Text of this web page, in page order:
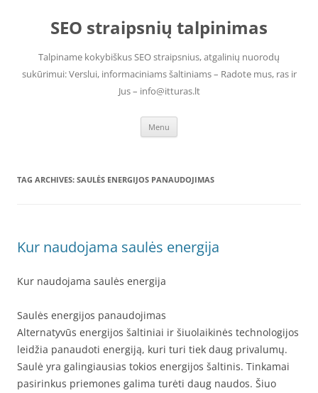
contentSEO straipsnių talpinimas
Talpiname kokybiškus SEO straipsnius, atgalinių nuorodų
sukūrimui: Verslui, informaciniams šaltiniams – Radote mus, ras ir
Jus – info@itturas.lt
Menu
TAG ARCHIVES: SAULĖS ENERGIJOS PANAUDOJIMAS
Kur naudojama saulės energija
Kur naudojama saulės energija
Saulės energijos panaudojimas
Alternatyvūs energijos šaltiniai ir šiuolaikinės technologijos
leidžia panaudoti energiją, kuri turi tiek daug privalumų.
Saulė yra galingiausias tokios energijos šaltinis. Tinkamai
pasirinkus priemones galima turėti daug naudos. Šiuo